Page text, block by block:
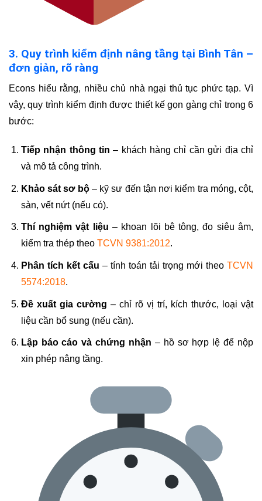
3. Quy trình kiểm định nâng tầng tại Bình Tân –
đơn giản, rõ ràng
Econs hiểu rằng, nhiều chủ nhà ngại thủ tục phức tạp. Vì
vậy, quy trình kiểm định được thiết kế gọn gàng chỉ trong 6
bước:
Tiếp nhận thông tin – khách hàng chỉ cần gửi địa chỉ
và mô tả công trình.
Khảo sát sơ bộ– kỹ sư đến tận nơi kiểm tra móng, cột,
sàn, vết nứt (nếu có).
Thí nghiệm vật liệu – khoan lõi bê tông, đo siêu âm,
kiểm tra thép theo TCVN 9381:2012.
Phân tích kết cấu – tính toán tải trọng mới theoTCVN
5574:2018.
Đề xuất gia cường – chỉ rõ vị trí, kích thước, loại vật
liệu cần bổ sung (nếu cần).
Lập báo cáo và chứng nhận – hồ sơ hợp lệ để nộp
xin phép nâng tầng.